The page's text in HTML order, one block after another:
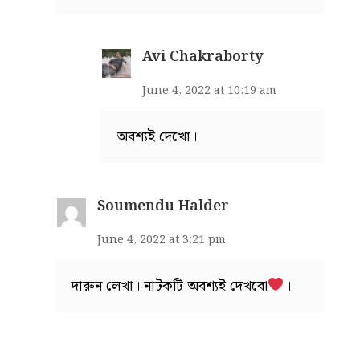
Avi Chakraborty
June 4, 2022 at 10:19 am
অবশ্যই দেখো।
Soumendu Halder
June 4, 2022 at 3:21 pm
দারুন লেখা। নাটকটি অবশ্যই দেখবো ।